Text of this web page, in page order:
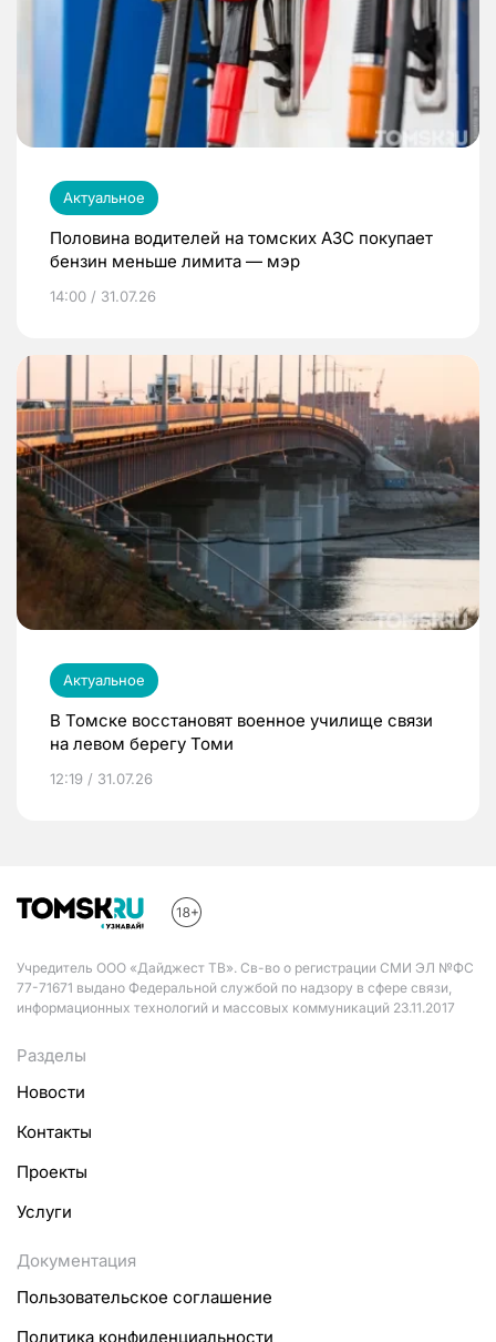
Актуальное
Половина водителей на томских АЗС покупает
бензин меньше лимита — мэр
14:00 / 31.07.26
Актуальное
В Томске восстановят военное училище связи
на левом берегу Томи
12:19 / 31.07.26
Учредитель ООО «Дайджест ТВ». Св-во о регистрации СМИ ЭЛ №ФС
77-71671 выдано Федеральной службой по надзору в сфере связи,
информационных технологий и массовых коммуникаций 23.11.2017
Разделы
Новости
Контакты
Проекты
Услуги
Документация
Пользовательское соглашение
Политика конфиденциальности